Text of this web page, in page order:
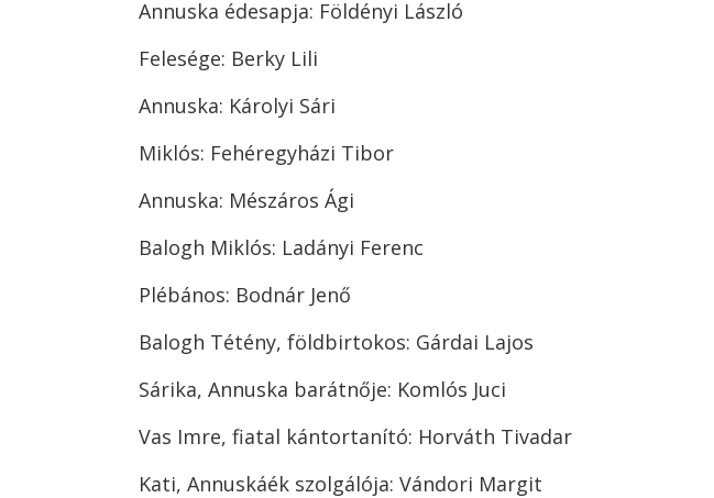
Annuska édesapja: Földényi László
Felesége: Berky Lili
Annuska: Károlyi Sári
Miklós: Fehéregyházi Tibor
Annuska: Mészáros Ági
Balogh Miklós: Ladányi Ferenc
Plébános: Bodnár Jenő
Balogh Tétény, földbirtokos: Gárdai Lajos
Sárika, Annuska barátnője: Komlós Juci
Vas Imre, fiatal kántortanító: Horváth Tivadar
Kati, Annuskáék szolgálója: Vándori Margit